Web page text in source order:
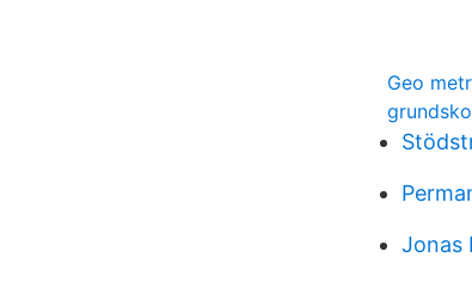
Geo
Jonas